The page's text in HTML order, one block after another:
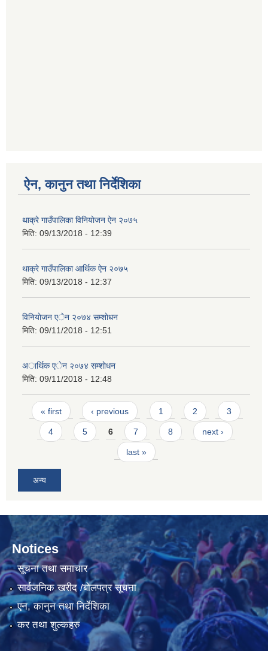
ऐन, कानुन तथा निर्देशिका
थाक्रे गाउँपालिका विनियाेजन ऐन २०७५
मिति: 09/13/2018 - 12:39
थाक्रे गाउँपालिका आर्थिक ‌ऐन २०७५
मिति: 09/13/2018 - 12:37
विनियाेजन एेन २०७४ सम्शाेधन
मिति: 09/11/2018 - 12:51
अार्थिक एेन २०७४ सम्शाेधन
मिति: 09/11/2018 - 12:48
Pages
« first ‹ previous 1 2 3
4 5 6 7 8 next ›
last »
अन्य
Notices
सूचना तथा समाचार
सार्वजनिक खरीद /बोलपत्र सूचना
एन, कानुन तथा निर्देशिका
कर तथा शुल्कहरु